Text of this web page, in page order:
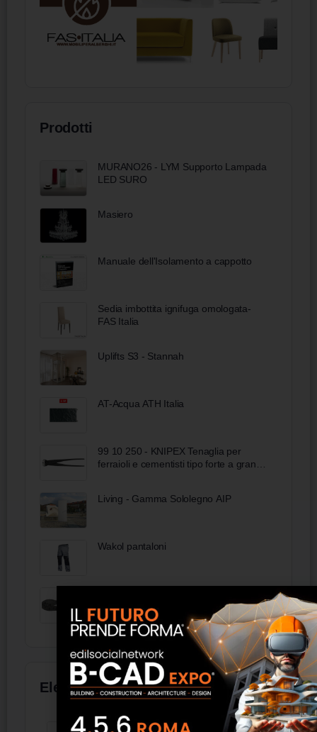
Prodotti
MURANO26 - LYM Supporto Lampada
LED SURO
Masiero
Manuale dell'Isolamento a cappotto
Sedia imbottita ignifuga omologata-
FAS Italia
Uplifts S3 - Stannah
AT-Acqua ATH Italia
99 10 250 - KNIPEX Tenaglia per
ferraioli e cementisti tipo forte a grande
Living - Gamma Sololegno AIP
Wakol pantaloni
Pinza per capicorda rivestiti in materiale
bicomponente brunita 220 mm
Elenco aziende